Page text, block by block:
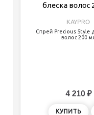
KAYPRO
Спрей Precious Style
волос 200
4 210 ₽
КУПИТЬ